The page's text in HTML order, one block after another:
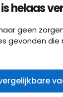
helaas
geen
gevonden die